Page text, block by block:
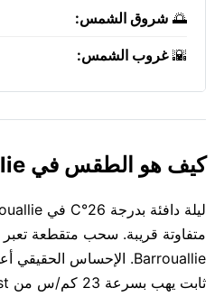
🌅 شروق الشمس:
🌇غروب الشمس:
كيف هو الطقس في Barrouallie الآن؟
متفاوتة قريبة. سحب متقطعة